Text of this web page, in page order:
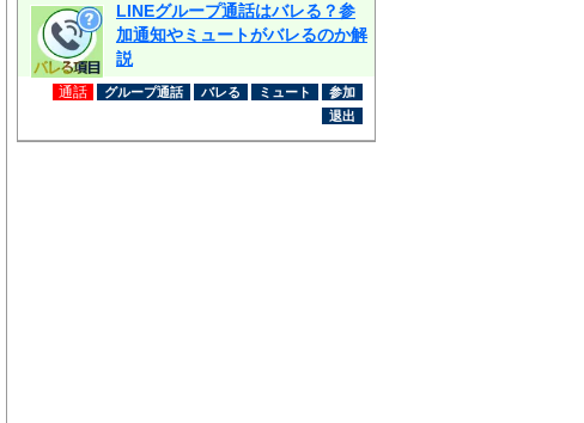
LINEグループ通話はバレる？参
加通知やミュートがバレるのか解
説
通話 グループ通話 バレる ミュート
参加
退出